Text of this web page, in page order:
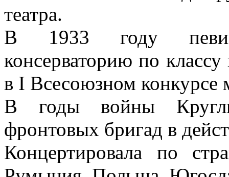
театра.
В 1933 году
консерваторию по
в I Всесоюзном конкурсе
В годы войны
фронтовых бригад в
Концертировала по